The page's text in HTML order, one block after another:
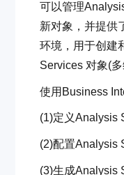
可以管理
新对象，并提供
环境，用于创建
Services 对象(
使用Business
(1)定义Analysis
(2)配置Analysis
(3)生成Analysis